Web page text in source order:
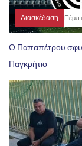
Διασκέδαση
Ο Παπαπέτρου
Παγκρήτιο